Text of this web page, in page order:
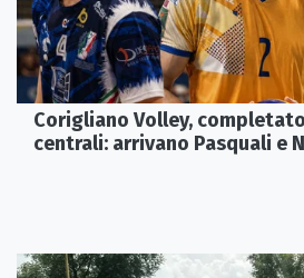
Corigliano Volley,
centrali: arrivano Pasquali e